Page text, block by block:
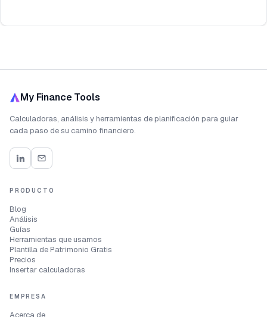
My Finance Tools
Calculadoras, análisis y herramientas de planificación para guiar
cada paso de su camino financiero.
PRODUCTO
Blog
Análisis
Guías
Herramientas que usamos
Plantilla de Patrimonio Gratis
Precios
Insertar calculadoras
EMPRESA